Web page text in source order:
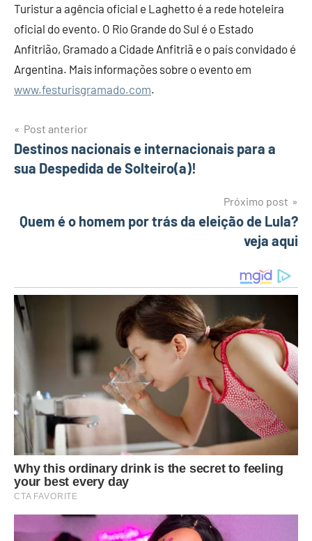
Turistur a agência oficial e Laghetto é a rede hoteleira
oficial do evento. O Rio Grande do Sul é o Estado
Anfitrião, Gramado a Cidade Anfitriã e o país convidado é
Argentina. Mais informações sobre o evento em
www.festurisgramado.com.
Navegação
de
Post anterior
Destinos nacionais e internacionais para a
sua Despedida de Solteiro(a)!
Próximo post
Quem é o homem por trás da eleição de Lula?
veja aqui